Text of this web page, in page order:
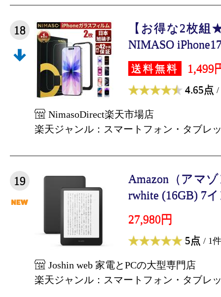
18
【お得な2枚組
NIMASO
送料無料 1,499
4.65点 /
NimasoDirect楽天市場店
楽天ジャンル：スマートフォン・タブレ
19
Amazon（アマ
rwhite (16GB) 7
27,980円
5点 / 1件
Joshin web 家電とPCの大型専門店
楽天ジャンル：スマートフォン・タブレ